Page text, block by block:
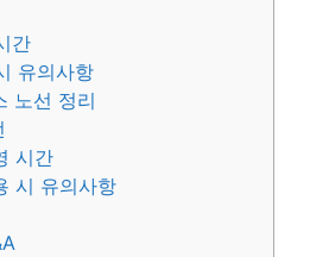
간
유의사항
노선 정리
시간
시 유의사항